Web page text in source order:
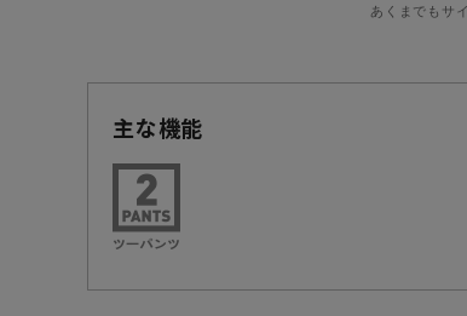
あくまでもサ
主な機能